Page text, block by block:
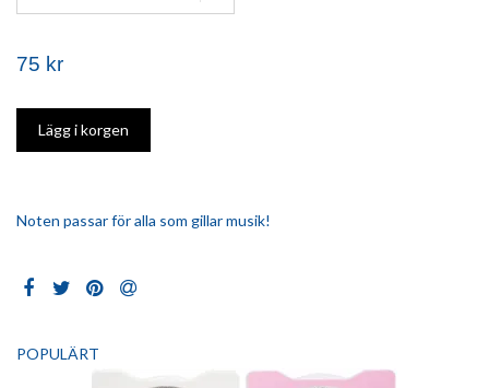
75 kr
Noten passar för alla som gillar musik!
POPULÄRT